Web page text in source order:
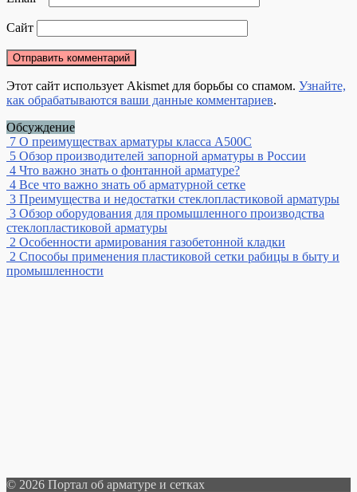
Сайт
Этот сайт использует Akismet для борьбы со спамом. Узнайте,
как обрабатываются ваши данные комментариев.
Обсуждение
7 О преимуществах арматуры класса А500С
5 Обзор производителей запорной арматуры в России
4 Что важно знать о фонтанной арматуре?
4 Все что важно знать об арматурной сетке
3 Преимущества и недостатки стеклопластиковой арматуры
3 Обзор оборудования для промышленного производства
стеклопластиковой арматуры
2 Особенности армирования газобетонной кладки
2 Способы применения пластиковой сетки рабицы в быту и
промышленности
© 2026 Портал об арматуре и сетках